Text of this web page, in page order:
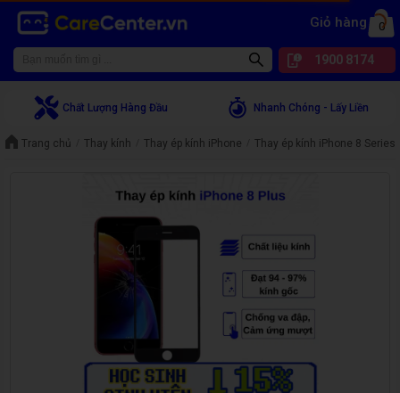
Giỏ hàng 0
1900 8174
Chất Lượng Hàng Đầu Nhanh Chóng - Lấy Liền
Trang chủ Thay kính Thay ép kính iPhone Thay ép kính iPhone 8 Series